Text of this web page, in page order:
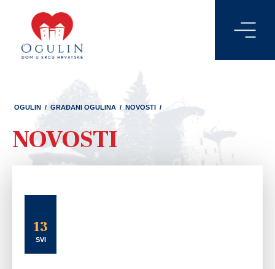
OGULIN / GRAĐANI OGULINA / NOVOSTI /
NOVOSTI
13
SVI